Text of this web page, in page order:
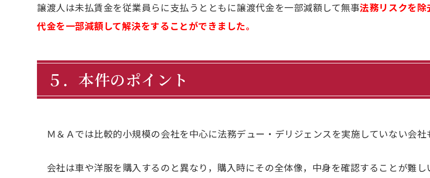
譲渡人は未払賃金を従業員らに支払うとともに譲渡代金を一部減額して無事法務リスクを
代金を一部減額して解決をすることができました。
５．本件のポイント
Ｍ＆Ａでは比較的小規模の会社を中心に法務デュー・デリジェンスを実施していない会社
会社は車や洋服を購入するのと異なり，購入時にその全体像，中身を確認することが難し